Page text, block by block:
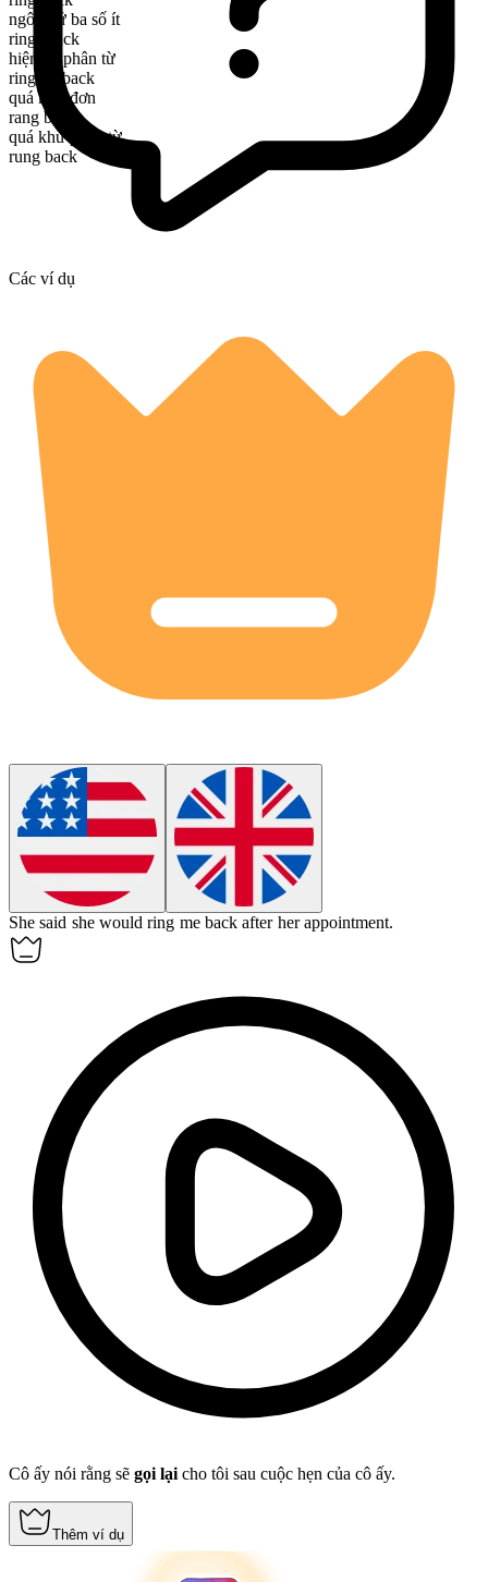
ngôi thứ ba số ít
rings back
hiện tại phân từ
ringing back
quá khứ đơn
rang back
quá khứ phân từ
rung back
Các ví dụ
She said she would ring me back after her appointment.
Cô ấy nói rằng sẽ gọi lại cho tôi sau cuộc hẹn của cô ấy.
Thêm ví dụ